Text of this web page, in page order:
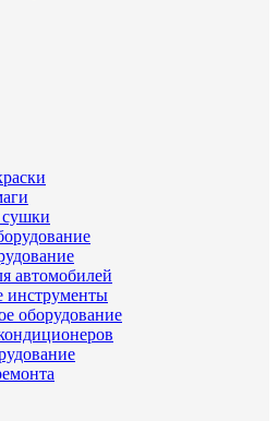
автомобилей
оборудование